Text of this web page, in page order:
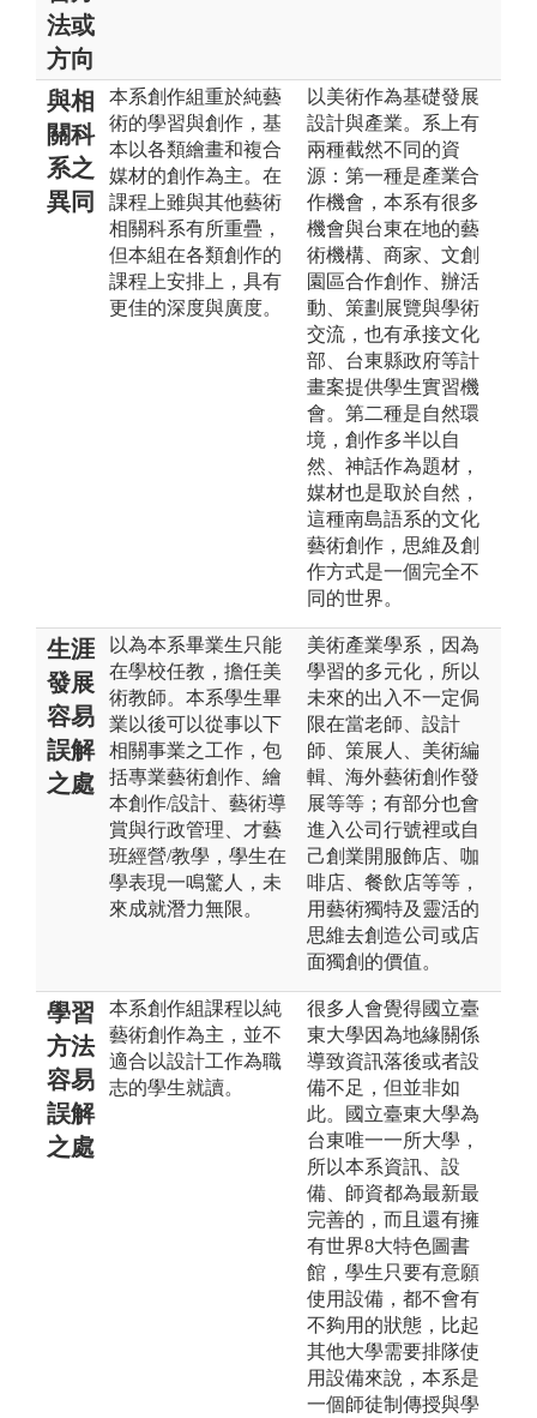
法或
方向
與相
關科
系之
異同
本系創作組重於純藝
術的學習與創作，基
本以各類繪畫和複合
媒材的創作為主。在
課程上雖與其他藝術
相關科系有所重疊，
但本組在各類創作的
課程上安排上，具有
更佳的深度與廣度。
以美術作為基礎發展
設計與產業。系上有
兩種截然不同的資
源：第一種是產業合
作機會，本系有很多
機會與台東在地的藝
術機構、商家、文創
園區合作創作、辦活
動、策劃展覽與學術
交流，也有承接文化
部、台東縣政府等計
畫案提供學生實習機
會。第二種是自然環
境，創作多半以自
然、神話作為題材，
媒材也是取於自然，
這種南島語系的文化
藝術創作，思維及創
作方式是一個完全不
同的世界。
生涯
發展
容易
誤解
之處
以為本系畢業生只能
在學校任教，擔任美
術教師。本系學生畢
業以後可以從事以下
相關事業之工作，包
括專業藝術創作、繪
本創作/設計、藝術導
賞與行政管理、才藝
班經營/教學，學生在
學表現一鳴驚人，未
來成就潛力無限。
美術產業學系，因為
學習的多元化，所以
未來的出入不一定侷
限在當老師、設計
師、策展人、美術編
輯、海外藝術創作發
展等等；有部分也會
進入公司行號裡或自
己創業開服飾店、咖
啡店、餐飲店等等，
用藝術獨特及靈活的
思維去創造公司或店
面獨創的價值。
學習
方法
容易
誤解
之處
本系創作組課程以純
藝術創作為主，並不
適合以設計工作為職
志的學生就讀。
很多人會覺得國立臺
東大學因為地緣關係
導致資訊落後或者設
備不足，但並非如
此。國立臺東大學為
台東唯一一所大學，
所以本系資訊、設
備、師資都為最新最
完善的，而且還有擁
有世界8大特色圖書
館，學生只要有意願
使用設備，都不會有
不夠用的狀態，比起
其他大學需要排隊使
用設備來說，本系是
一個師徒制傳授與學